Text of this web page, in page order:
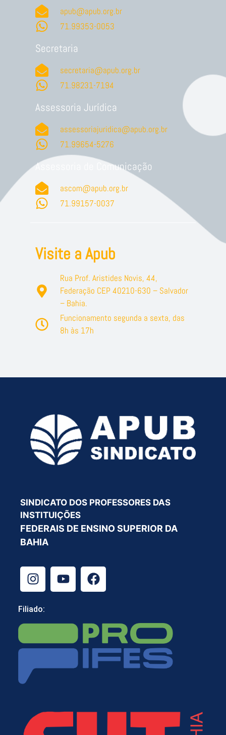
apub@apub.org.br
71.99353-0053
Secretaria
secretaria@apub.org.br
71.98231-7194
Assessoria Jurídica
assessoriajuridica@apub.org.br
71.99654-5276
Assessoria de Comunicação
ascom@apub.org.br
71.99157-0037
Visite a Apub
Rua Prof. Aristides Novis, 44,
Federação CEP 40210-630 – Salvador
– Bahia.
Funcionamento segunda a sexta, das
8h às 17h
SINDICATO DOS PROFESSORES DAS
INSTITUIÇÕES
FEDERAIS DE ENSINO SUPERIOR DA
BAHIA
Filiado: